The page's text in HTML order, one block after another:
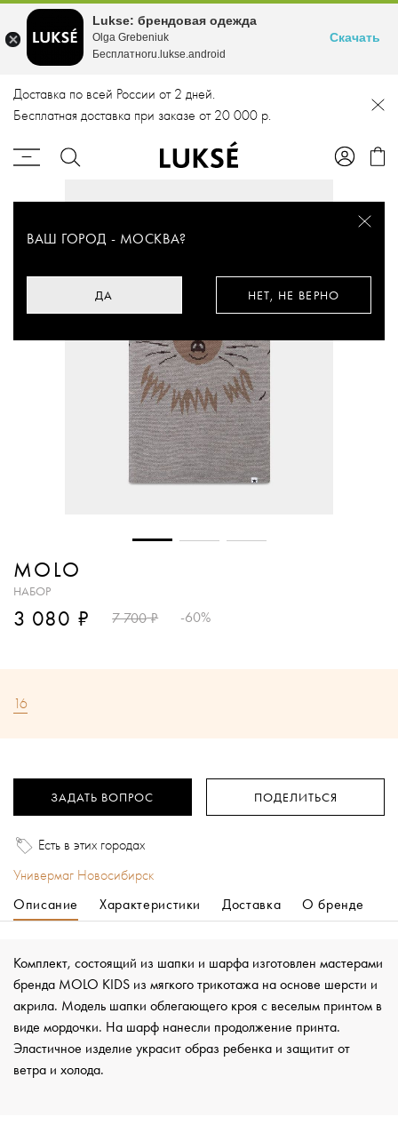
Доставка по всей России от 2 дней.
Бесплатная доставка при заказе от 20 000 р.
ВАШ ГОРОД - МОСКВА?
ДА НЕТ, НЕ ВЕРНО
MOLO
НАБОР
3 080 ₽ 7 700₽ -60%
16
ЗАДАТЬ ВОПРОС ПОДЕЛИТЬСЯ
Есть в этих городах
Универмаг Новосибирск
Описание
Характеристики Доставка О бренде
Комплект, состоящий из шапки и шарфа изготовлен мастерами
бренда MOLO KIDS из мягкого трикотажа на основе шерсти и
акрила. Модель шапки облегающего кроя с веселым принтом в
виде мордочки. На шарф нанесли продолжение принта.
Эластичное изделие украсит образ ребенка и защитит от
ветра и холода.
Lukse: брендовая одежда
Olga Grebeniuk
Бесплатноru.lukse.android
Скачать